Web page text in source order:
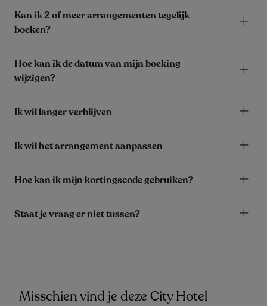
Kan ik 2 of meer arrangementen tegelijk
boeken?
Hoe kan ik de datum van mijn boeking
wijzigen?
Ik wil langer verblijven
Ik wil het arrangement aanpassen
Hoe kan ik mijn kortingscode gebruiken?
Staat je vraag er niet tussen?
Misschien vind je deze City Hotel